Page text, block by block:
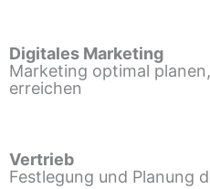
Digitales Marketing
Marketing optimal
erreichen
Vertrieb
Festlegung und Planung